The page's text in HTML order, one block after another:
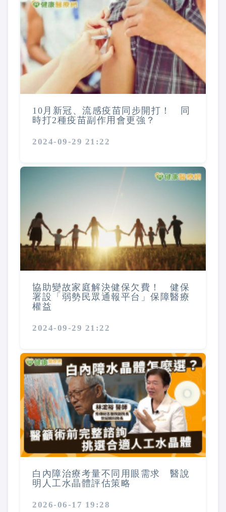
10月新冠、流感疫苗同步開打！ 同
時打2種疫苗副作用會更強？
2024-09-29 21:22
協助變故家庭解決健保欠費！ 健保
署設「弱勢民眾通報平台」保障醫療
權益
2024-09-29 21:22
白內障治療考量不同用眼需求 醫說
明人工水晶體評估策略
2026-06-17 19:28